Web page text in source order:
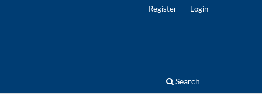
Search
Register Login